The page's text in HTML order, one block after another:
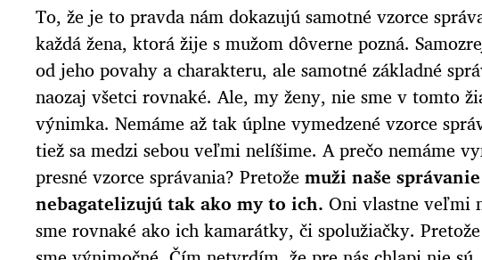
To, že je to pravda nám dokazujú samotné vzorce
každá žena, ktorá žije s mužom dôverne pozná.
od jeho povahy a charakteru, ale samotné základné
naozaj všetci rovnaké. Ale, my ženy, nie sme v tomto
výnimka. Nemáme až tak úplne vymedzené vzorce
tiež sa medzi sebou veľmi nelíšime. A prečo nemáme
presné vzorce správania? Pretožemuži naše správanie
nebagatelizujú tak ako my to ich. Oni vlastne veľmi
sme rovnaké ako ich kamarátky, či spolužiačky.